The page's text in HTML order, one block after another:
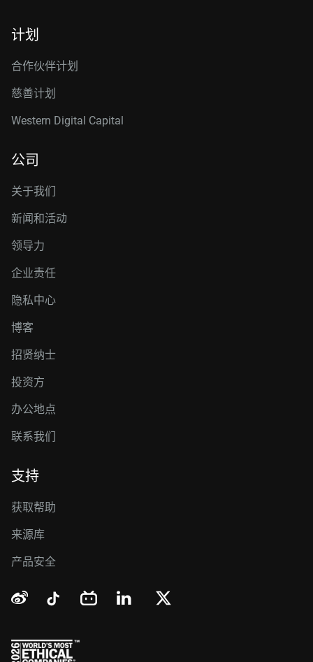
计划
合作伙伴计划
慈善计划
Western Digital Capital
公司
关于我们
新闻和活动
领导力
企业责任
隐私中心
博客
招贤纳士
投资方
办公地点
联系我们
支持
获取帮助
来源库
产品安全